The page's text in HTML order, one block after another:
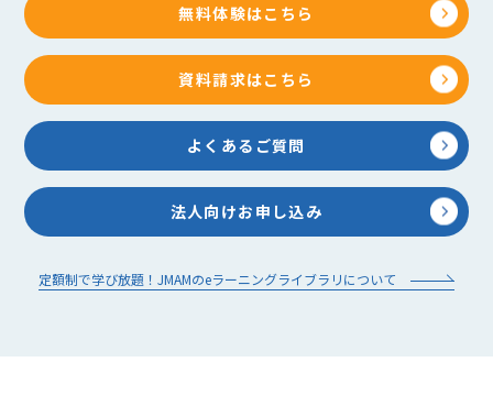
無料体験はこちら
資料請求はこちら
よくあるご質問
法人向けお申し込み
定額制で学び放題！JMAMのeラーニングライブラリについて